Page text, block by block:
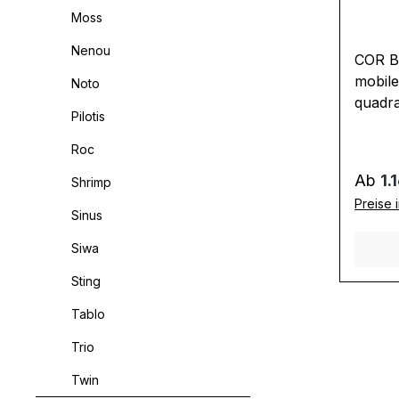
Moss
Nenou
Noto
Pilotis
Roc
Shrimp
Sinus
Siwa
Sting
Tablo
Trio
Twin
COR
Sie
ein
Ab
Preise